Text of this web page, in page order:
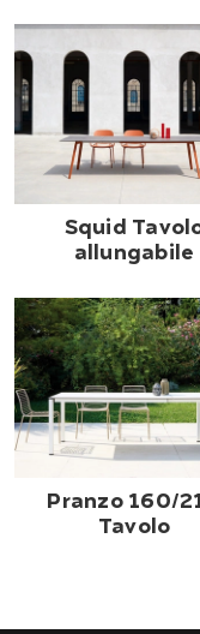
Squid
allungabile
Pranzo 160/
Tavolo